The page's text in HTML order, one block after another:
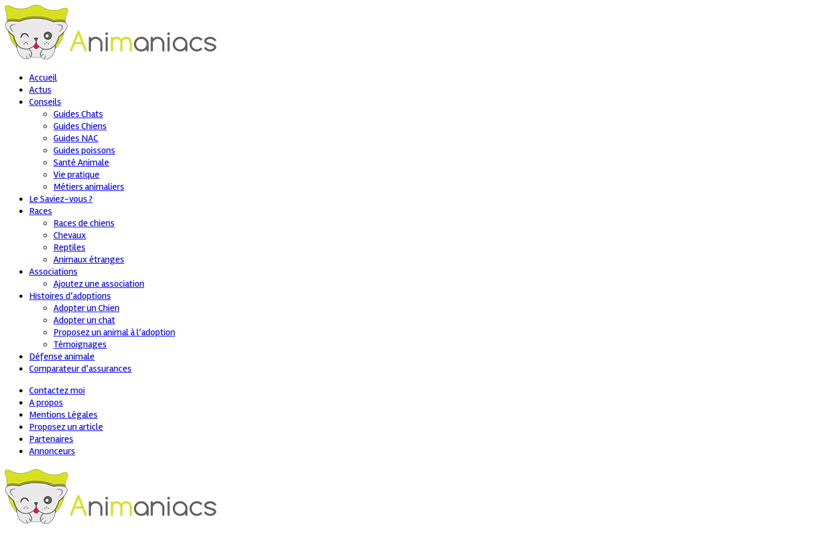
Accueil
Actus
Conseils
Guides Chats
Guides Chiens
Guides NAC
Guides poissons
Santé Animale
Vie pratique
Métiers animaliers
Le Saviez-vous ?
Races
Races de chiens
Chevaux
Reptiles
Animaux étranges
Associations
Ajoutez une association
Histoires d’adoptions
Adopter un Chien
Adopter un chat
Proposez un animal à l’adoption
Témoignages
Défense animale
Comparateur d’assurances
Contactez moi
A propos
Mentions Légales
Proposez un article
Partenaires
Annonceurs